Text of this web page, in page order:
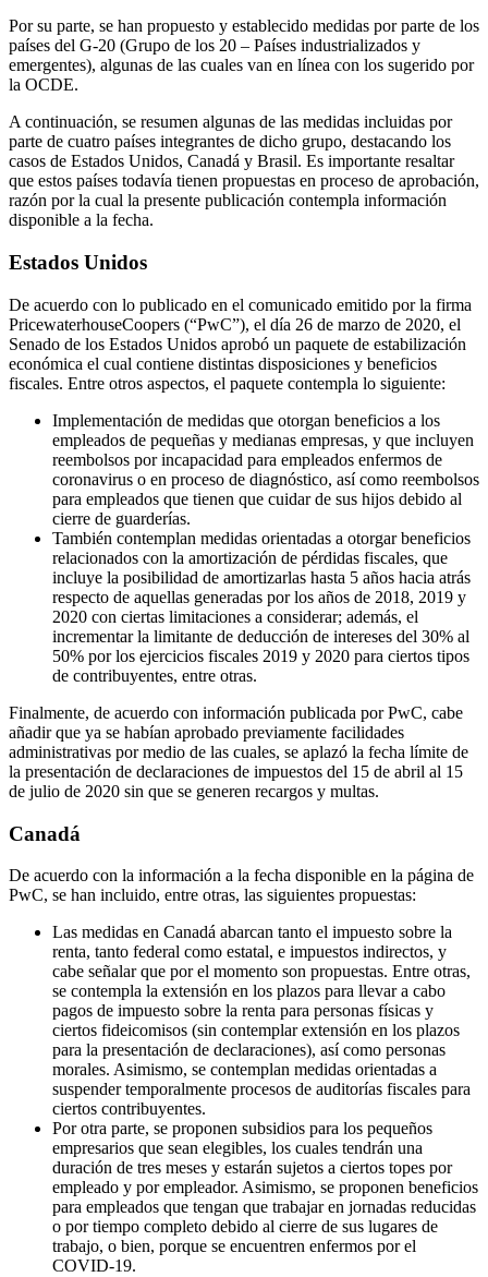
Por su parte, se han propuesto y establecido medidas por parte de los
países del G-20 (Grupo de los 20 – Países industrializados y
emergentes), algunas de las cuales van en línea con los sugerido por
la OCDE.
A continuación, se resumen algunas de las medidas incluidas por
parte de cuatro países integrantes de dicho grupo, destacando los
casos de Estados Unidos, Canadá y Brasil. Es importante resaltar
que estos países todavía tienen propuestas en proceso de aprobación,
razón por la cual la presente publicación contempla información
disponible a la fecha.
Estados Unidos
De acuerdo con lo publicado en el comunicado emitido por la firma
PricewaterhouseCoopers (“PwC”), el día 26 de marzo de 2020, el
Senado de los Estados Unidos aprobó un paquete de estabilización
económica el cual contiene distintas disposiciones y beneficios
fiscales. Entre otros aspectos, el paquete contempla lo siguiente:
Implementación de medidas que otorgan beneficios a los
empleados de pequeñas y medianas empresas, y que incluyen
reembolsos por incapacidad para empleados enfermos de
coronavirus o en proceso de diagnóstico, así como reembolsos
para empleados que tienen que cuidar de sus hijos debido al
cierre de guarderías.
También contemplan medidas orientadas a otorgar beneficios
relacionados con la amortización de pérdidas fiscales, que
incluye la posibilidad de amortizarlas hasta 5 años hacia atrás
respecto de aquellas generadas por los años de 2018, 2019 y
2020 con ciertas limitaciones a considerar; además, el
incrementar la limitante de deducción de intereses del 30% al
50% por los ejercicios fiscales 2019 y 2020 para ciertos tipos
de contribuyentes, entre otras.
Finalmente, de acuerdo con información publicada por PwC, cabe
añadir que ya se habían aprobado previamente facilidades
administrativas por medio de las cuales, se aplazó la fecha límite de
la presentación de declaraciones de impuestos del 15 de abril al 15
de julio de 2020 sin que se generen recargos y multas.
Canadá
De acuerdo con la información a la fecha disponible en la página de
PwC, se han incluido, entre otras, las siguientes propuestas:
Las medidas en Canadá abarcan tanto el impuesto sobre la
renta, tanto federal como estatal, e impuestos indirectos, y
cabe señalar que por el momento son propuestas. Entre otras,
se contempla la extensión en los plazos para llevar a cabo
pagos de impuesto sobre la renta para personas físicas y
ciertos fideicomisos (sin contemplar extensión en los plazos
para la presentación de declaraciones), así como personas
morales. Asimismo, se contemplan medidas orientadas a
suspender temporalmente procesos de auditorías fiscales para
ciertos contribuyentes.
Por otra parte, se proponen subsidios para los pequeños
empresarios que sean elegibles, los cuales tendrán una
duración de tres meses y estarán sujetos a ciertos topes por
empleado y por empleador. Asimismo, se proponen beneficios
para empleados que tengan que trabajar en jornadas reducidas
o por tiempo completo debido al cierre de sus lugares de
trabajo, o bien, porque se encuentren enfermos por el
COVID-19.